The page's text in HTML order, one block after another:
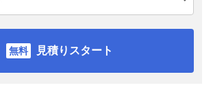
見積りスタート